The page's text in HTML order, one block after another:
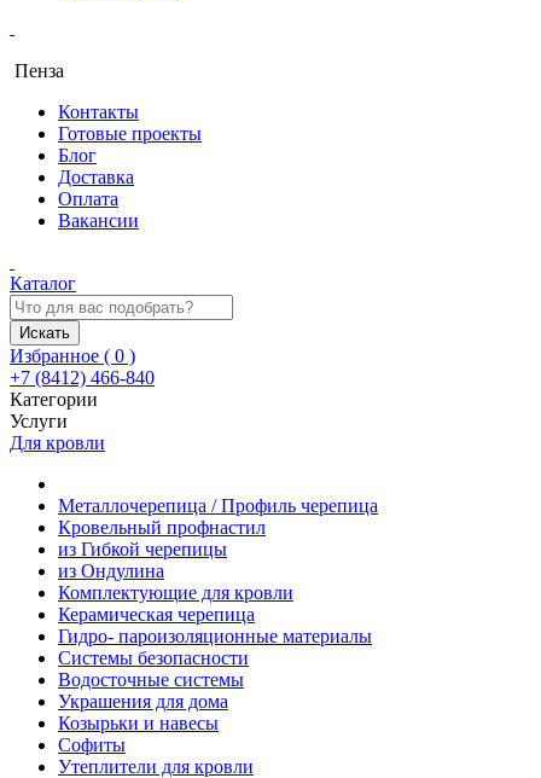
Пенза
Контакты
Готовые проекты
Блог
Доставка
Оплата
Вакансии
Каталог
Искать
Избранное ( 0 )
+7 (8412) 466-840
Категории
Услуги
Для кровли
Металлочерепица / Профиль черепица
Кровельный профнастил
из Гибкой черепицы
из Ондулина
Комплектующие для кровли
Керамическая черепица
Гидро- пароизоляционные материалы
Системы безопасности
Водосточные системы
Украшения для дома
Козырьки и навесы
Софиты
Утеплители для кровли